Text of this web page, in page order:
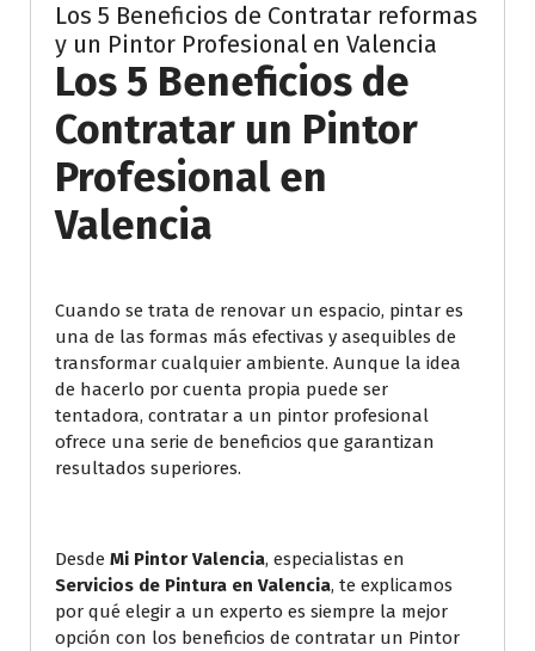
Los 5 Beneficios de Contratar reformas
y un Pintor Profesional en Valencia
Los 5 Beneficios de
Contratar un Pintor
Profesional en
Valencia
Cuando se trata de renovar un espacio, pintar es
una de las formas más efectivas y asequibles de
transformar cualquier ambiente. Aunque la idea
de hacerlo por cuenta propia puede ser
tentadora, contratar a un pintor profesional
ofrece una serie de beneficios que garantizan
resultados superiores.
Desde Mi Pintor Valencia, especialistas en
Servicios de Pintura en Valencia, te explicamos
por qué elegir a un experto es siempre la mejor
opción con los beneficios de contratar un Pintor